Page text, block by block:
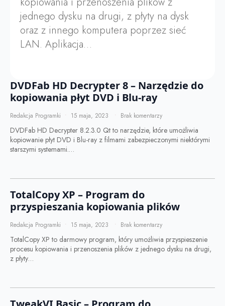
jednego dysku na drugi, z płyty na dysk
oraz z innego komputera poprzez sieć
LAN. Aplikacja…
DVDFab HD Decrypter 8 – Narzędzie do
kopiowania płyt DVD i Blu-ray
Redakcja Programki 15 maja, 2023 Brak komentarzy
DVDFab HD Decrypter 8.2.3.0 Qt to narzędzie, które umożliwia
kopiowanie płyt DVD i Blu-ray z filmami zabezpieczonymi niektórymi
starszymi systemami.…
TotalCopy XP – Program do
przyspieszania kopiowania plików
Redakcja Programki 15 maja, 2023 Brak komentarzy
TotalCopy XP to darmowy program, który umożliwia przyspieszenie
procesu kopiowania i przenoszenia plików z jednego dysku na drugi,
z płyty…